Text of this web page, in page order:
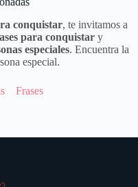
conquistar, te invitamos a
para conquistar y
especiales. Encuentra la
especial.
Frases